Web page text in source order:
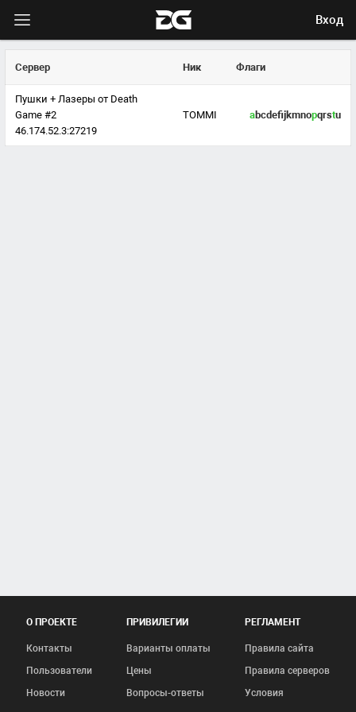
Вход
Сервер Ник Флаги
Пушки + Лазеры от Death
Game #2
46.174.52.3:27219
TOMMI abcdefijkmnopqrstu
О ПРОЕКТЕ
Контакты
Пользователи
Новости
ПРИВИЛЕГИИ
Варианты оплаты
Цены
Вопросы-ответы
РЕГЛАМЕНТ
Правила сайта
Правила серверов
Условия